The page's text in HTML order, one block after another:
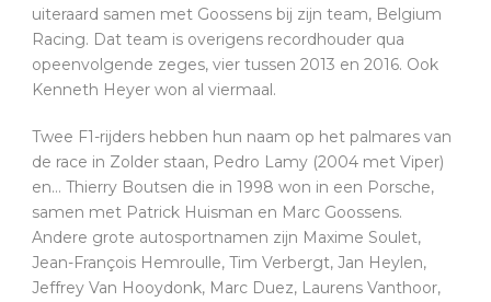
uiteraard samen met Goossens bij zijn team, Belgium
Racing. Dat team is overigens recordhouder qua
opeenvolgende zeges, vier tussen 2013 en 2016. Ook
Kenneth Heyer won al viermaal.
Twee F1-rijders hebben hun naam op het palmares van
de race in Zolder staan, Pedro Lamy (2004 met Viper)
en… Thierry Boutsen die in 1998 won in een Porsche,
samen met Patrick Huisman en Marc Goossens.
Andere grote autosportnamen zijn Maxime Soulet,
Jean-François Hemroulle, Tim Verbergt, Jan Heylen,
Jeffrey Van Hooydonk, Marc Duez, Laurens Vanthoor,